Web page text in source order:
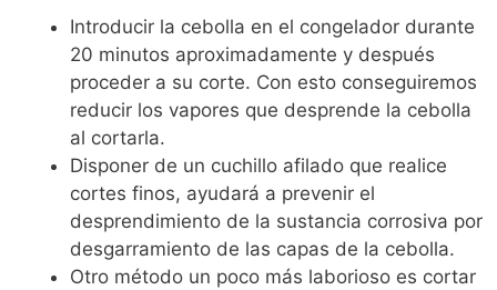
Introducir la cebolla en el congelador durante
20 minutos aproximadamente y después
proceder a su corte. Con esto conseguiremos
reducir los vapores que desprende la cebolla
al cortarla.
Disponer de un cuchillo afilado que realice
cortes finos, ayudará a prevenir el
desprendimiento de la sustancia corrosiva por
desgarramiento de las capas de la cebolla.
Otro método un poco más laborioso es cortar